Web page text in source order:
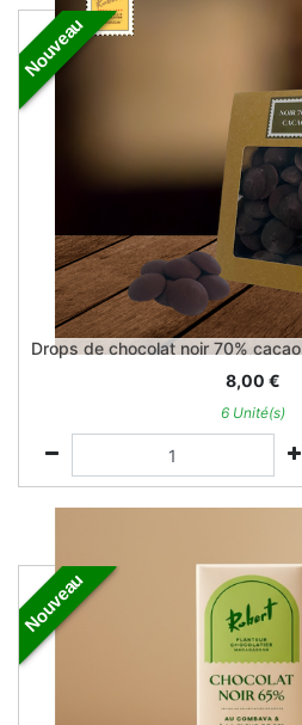
Nouveau
Drops de chocolat noir 70% cacao
8,00 €
6 Unité(s)
Nouveau